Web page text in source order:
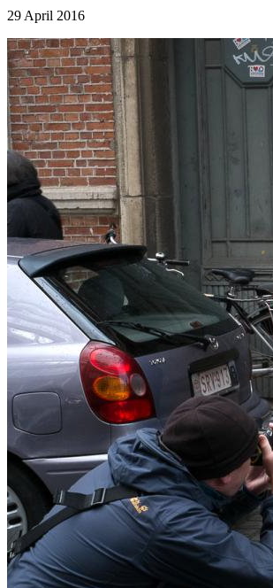
29 April 2016